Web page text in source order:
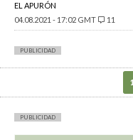
EL APURÓN
04.08.2021 - 17:02 GMT
11
PUBLICIDAD
PUBLICIDAD